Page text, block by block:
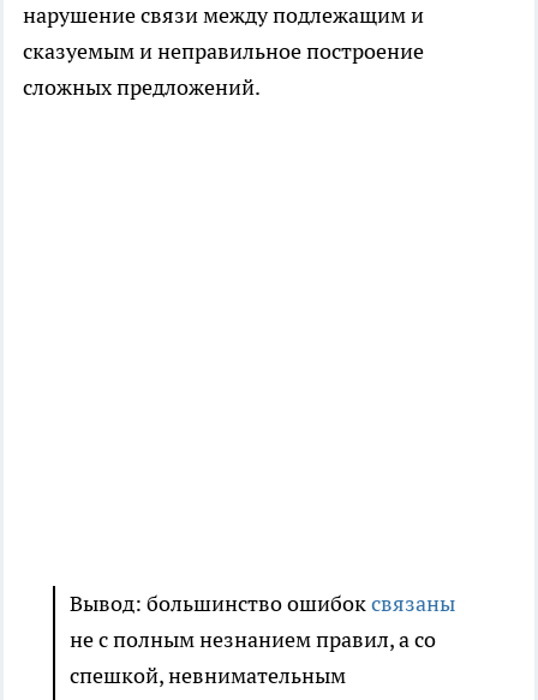
нарушение связи между подлежащим и
сказуемым и неправильное построение
сложных предложений.
Вывод: большинство ошибоксвязаны
не с полным незнанием правил, а со
спешкой, невнимательным